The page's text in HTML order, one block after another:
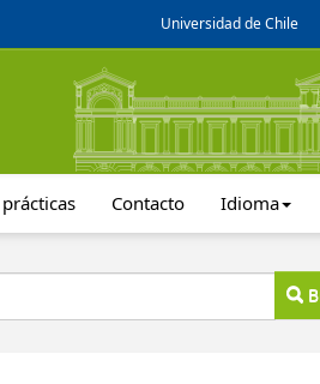
Universidad de Chile
Contacto Idioma